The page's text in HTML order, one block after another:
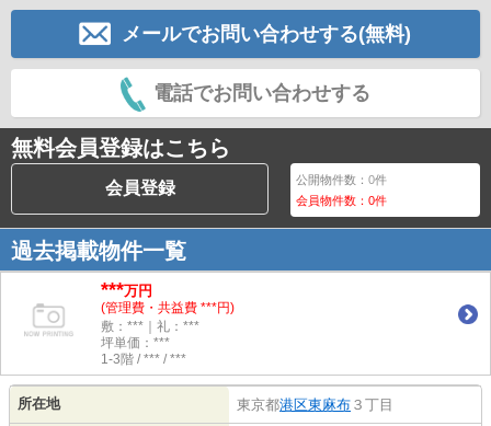
メールでお問い合わせする(無料)
電話でお問い合わせする
無料会員登録はこちら
会員登録 公開物件数：0件
会員物件数：0件
過去掲載物件一覧
***万円
(管理費・共益費 ***円)
敷：***｜礼：***
坪単価：***
1-3階 / *** / ***
所在地 東京都港区東麻布 ３丁目